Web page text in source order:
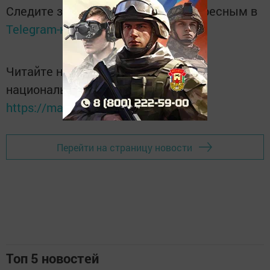
Следите за самым важным и интересным в
Telegram-каналеТатмедиа
Читайте новости Татарстана в
национальном мессенджере MАХ:
https://max.ru/tatmedia
Перейти на страницу новости
Топ 5 новостей